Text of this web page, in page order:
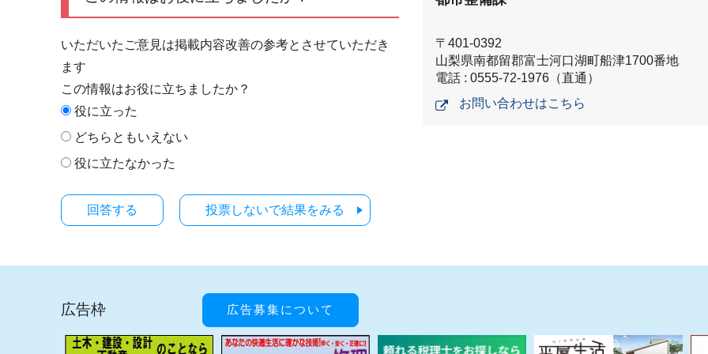
いただいたご意見は掲載内容改善の参考とさせていただき
ます
この情報はお役に立ちましたか？
役に立った
どちらともいえない
役に立たなかった
投票しないで結果をみる
〒401-0392
山梨県南都留郡富士河口湖町船津1700番地
電話 : 0555-72-1976（直通）
お問い合わせはこちら
広告枠 広告募集について